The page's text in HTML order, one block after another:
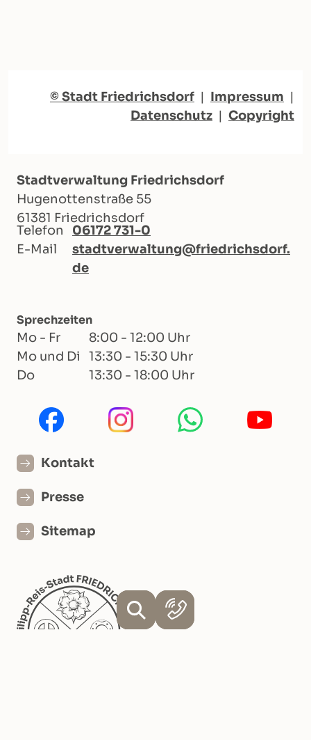
© Stadt Friedrichsdorf | Impressum |
Datenschutz | Copyright
Stadtverwaltung Friedrichsdorf
Hugenottenstraße 55
61381 Friedrichsdorf
Telefon
06172 731-0
E-Mail
stadtverwaltung@friedrichsdorf.
de
Sprechzeiten
Mo - Fr
8:00 - 12:00 Uhr
Mo und Di
13:30 - 15:30 Uhr
Do
13:30 - 18:00 Uhr
Kontakt
Presse
Sitemap